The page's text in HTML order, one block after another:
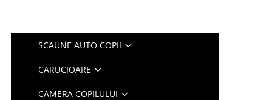
SCAUNE AUTO COPII
CARUCIOARE
CAMERA COPILULUI